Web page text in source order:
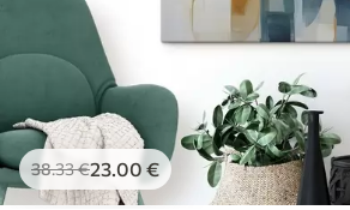
38.33€23.00 €